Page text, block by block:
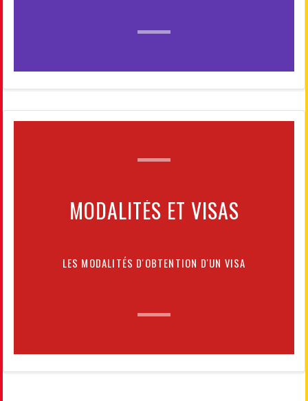
MODALITÉS ET VISAS
LES MODALITÉS D'OBTENTION D'UN VISA